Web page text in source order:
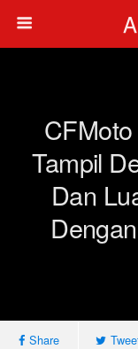
CFMoto
Tampil
Dan
Share